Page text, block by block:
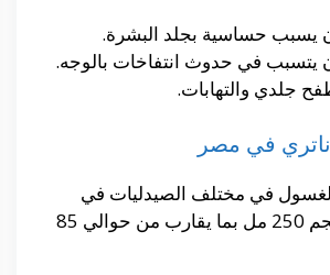
يسبب حساسية بجلد البشرة.
يتسبب في حدوث انتفاخات بالوجه.
جلدي والتهابات.
في مصر
في مختلف الصيدليات في
مصر حجم 250 مل بما يقارب من حوالي 85